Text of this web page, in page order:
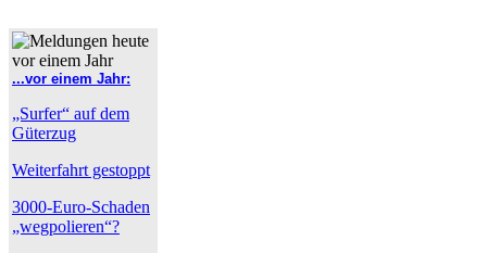
...vor einem Jahr:
„Surfer“ auf dem
Güterzug
Weiterfahrt gestoppt
3000-Euro-Schaden
„wegpolieren“?